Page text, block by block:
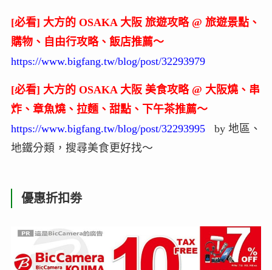
[必看] 大方的 OSAKA 大阪 旅遊攻略 @ 旅遊景點、
購物、自由行攻略、飯店推薦～
https://www.bigfang.tw/blog/post/32293979
[必看] 大方的 OSAKA 大阪 美食攻略 @ 大阪燒、串
炸、章魚燒、拉麵、甜點、下午茶推薦～
https://www.bigfang.tw/blog/post/32293995by 地區、
地鐵分類，搜尋美食更好找～
優惠折扣劵